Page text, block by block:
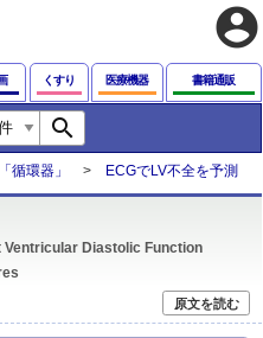
account_circle
くすり 医療機器 書籍通販
search
循環器」 ECGでLV不全を予測
Diastolic Function
原文を読む